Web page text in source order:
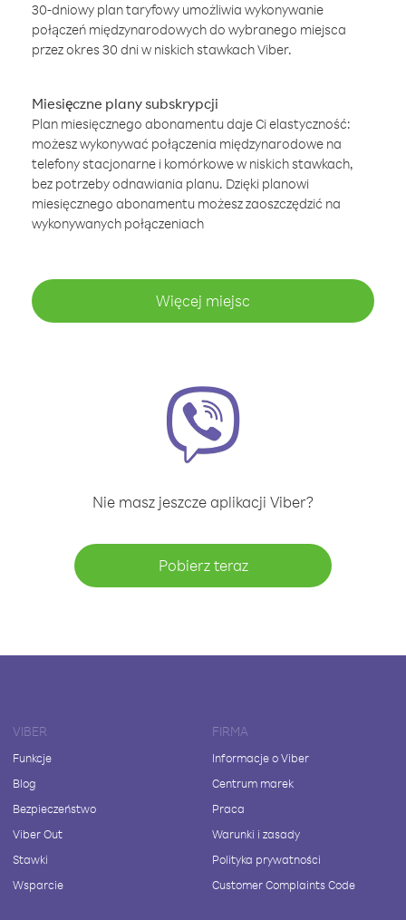
30-dniowy plan taryfowy umożliwia wykonywanie
połączeń międzynarodowych do wybranego miejsca
przez okres 30 dni w niskich stawkach Viber.
Miesięczne plany subskrypcji
Plan miesięcznego abonamentu daje Ci elastyczność:
możesz wykonywać połączenia międzynarodowe na
telefony stacjonarne i komórkowe w niskich stawkach,
bez potrzeby odnawiania planu. Dzięki planowi
miesięcznego abonamentu możesz zaoszczędzić na
wykonywanych połączeniach
Więcej miejsc
Nie masz jeszcze aplikacji Viber?
Pobierz teraz
VIBER
Funkcje
Blog
Bezpieczeństwo
Viber Out
Stawki
Wsparcie
FIRMA
Informacje o Viber
Centrum marek
Praca
Warunki i zasady
Polityka prywatności
Customer Complaints Code